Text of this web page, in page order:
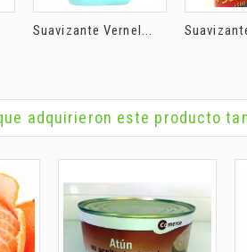
Suavizante Vernel...
adquirieron este producto